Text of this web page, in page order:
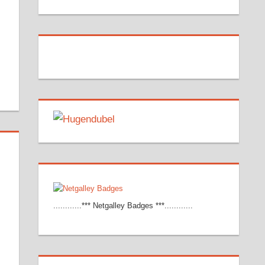
............*** Netgalley Badges ***............